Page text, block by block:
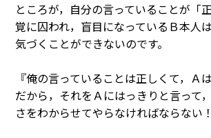
ところが，自分の言っていることが「
覚に囚われ，盲目になっているＢ本人
気づくことができないのです。
『俺の言っていることは正しくて，Ａ
だから，それをＡにはっきりと言って
さをわからせてやらなければならない！